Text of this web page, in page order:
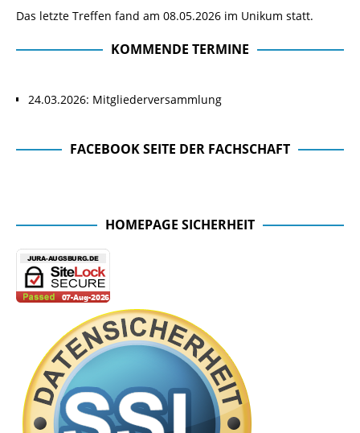
Das letzte Treffen fand am 08.05.2026 im Unikum statt.
KOMMENDE TERMINE
24.03.2026: Mitgliederversammlung
FACEBOOK SEITE DER FACHSCHAFT
HOMEPAGE SICHERHEIT